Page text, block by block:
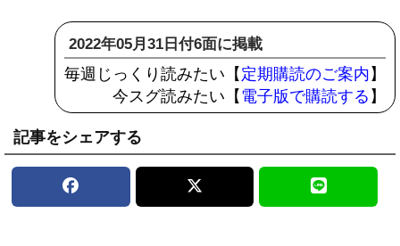
2022年05月31日付6面に掲載
毎週じっくり読みたい【 定期購読のご案内 】
今スグ読みたい【 電子版で購読する 】
記事をシェアする